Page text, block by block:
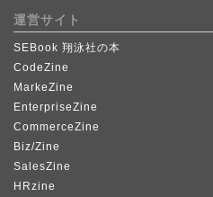
運営サイト
SEBook 翔泳社の本
CodeZine
MarkeZine
EnterpriseZine
CommerceZine
Biz/Zine
SalesZine
HRzine